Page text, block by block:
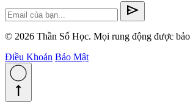
send
© 2026 Thần Số Học. Mọi rung động được
Điều Khoản Bảo Mật
straight